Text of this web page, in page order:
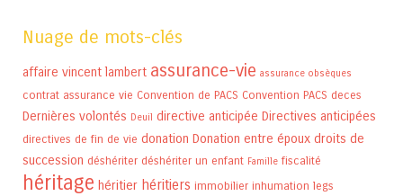
Nuage de mots-clés
affaire vincent lambert assurance-vie assurance obsèques
contrat assurance vie Convention de PACS Convention PACS deces
Dernières volontés Deuil directive anticipée Directives anticipées
directives de fin de vie donation Donation entre époux droits de
succession déshériter déshériter un enfant Famille fiscalité
héritage héritier héritiers immobilier inhumation legs